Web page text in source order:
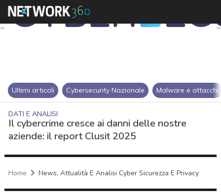
Ultimi articoli Cybersecurity Nazionale Malware e attacchi
DATI E ANALISI
Il cybercrime cresce ai danni delle nostre
aziende: il report Clusit 2025
Home News, Attualità E Analisi Cyber Sicurezza E Privacy